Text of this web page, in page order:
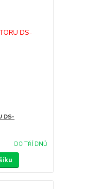
DS-
DO TŘÍ DNŮ